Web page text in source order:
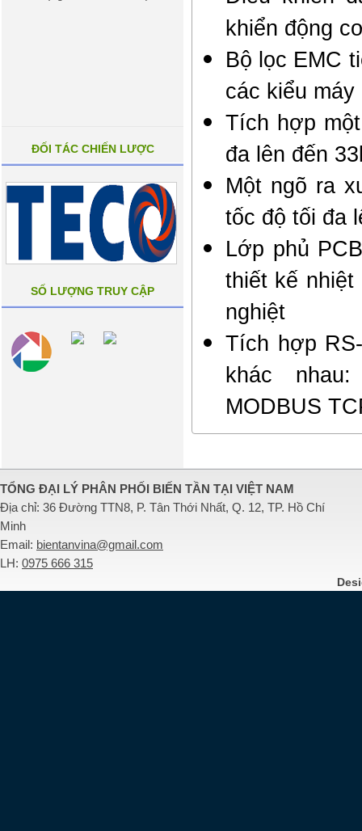
ĐỐI TÁC CHIẾN LƯỢC
SỐ LƯỢNG TRUY CẬP
khiển động
Bộ lọc EMC
các kiểu máy
Tích hợp
đa lên đến
Một ngõ ra
tốc độ tối đa
Lớp phủ
thiết kế
nghiệt
Tích hợp
khác
MODBUS
TỔNG ĐẠI LÝ PHÂN PHỐI BIẾN TẦN TẠI VIỆT NAM
Địa chỉ: 36 Đường TTN8, P. Tân Thới Nhất, Q. 12, TP. Hồ Chí
Minh
Email: bientanvina@gmail.com
LH: 0975 666 315